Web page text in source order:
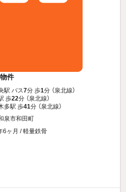
件
駅 バス7分 歩1分 （泉北線）
歩22分 （泉北線）
多駅 歩41分 （泉北線）
泉市和田町
6ヶ月 / 軽量鉄骨